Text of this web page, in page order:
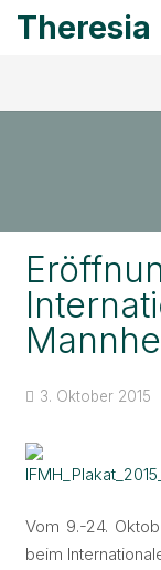
Theresia
3. Oktober 2015
Vom 9.-24.
beim